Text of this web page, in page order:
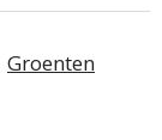
Groenten